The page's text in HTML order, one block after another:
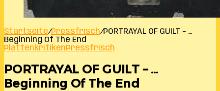
Startseite/Pressfrisch/PORTRAYAL OF GUILT – …
Beginning Of The End
PlattenkritikenPressfrisch
PORTRAYAL OF GUILT – …
Beginning Of The End